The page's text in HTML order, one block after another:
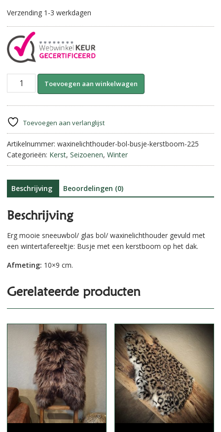
Verzending 1-3 werkdagen
Waxinelichthouder
Kerstboom.
aantal
Toevoegen aan winkelwagen
n
a
i
:
Toevoegen aan verlanglijst
Artikelnummer: waxinelichthouder-bol-busje-kerstboom-225
Categorieën: Kerst, Seizoenen, Winter
Beschrijving Beoordelingen (0)
Beschrijving
Erg mooie sneeuwbol/ glas bol/ waxinelichthouder gevuld met
een wintertafereeltje: Busje met een kerstboom op het dak.
Afmeting: 10×9 cm.
Gerelateerde producten